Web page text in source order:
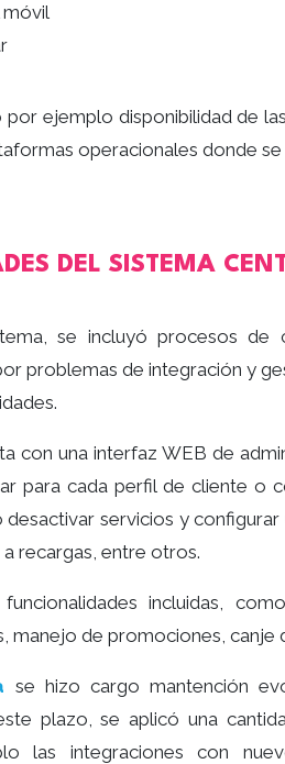
móvil
por ejemplo disponibilidad de
operacionales donde
DEL SISTEMA
se incluyó procesos de
problemas de integración y
con una interfaz WEB de
para cada perfil de cliente o
servicios y
recargas, entre otros.
incluidas,
manejo de promociones, canje
se hizo cargo mantención
plazo, se aplicó una
las integraciones con